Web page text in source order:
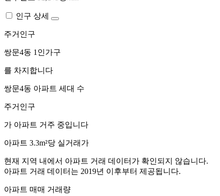
인구 상세
주거인구
쌍문4동 1인가구
를 차지합니다
쌍문4동 아파트 세대 수
주거인구
가 아파트 거주 중입니다
아파트 3.3m²당 실거래가
현재 지역 내에서 아파트 거래 데이터가 확인되지 않습니다.
아파트 거래 데이터는 2019년 이후부터 제공됩니다.
아파트 매매 거래량